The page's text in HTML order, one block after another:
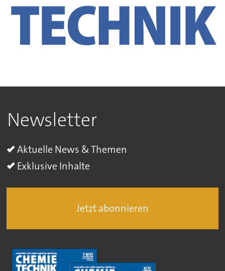
Newsletter
Aktuelle News & Themen
Exklusive Inhalte
Jetzt abonnieren